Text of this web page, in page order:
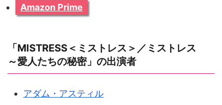
Amazon Prime
「MISTRESS＜ミストレス＞／ミストレス
～愛人たちの秘密」の出演者
アダム・アスティル